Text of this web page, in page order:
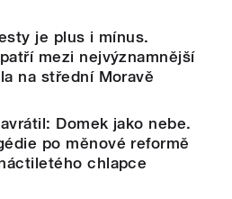
je plus i mínus.
mezi nejvýznamnější
na střední Moravě
Domek jako nebe.
po měnové reformě
chlapce